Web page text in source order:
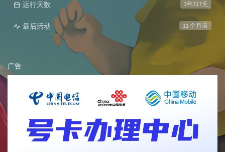
3年317天
运行天数
11 个月前
最后活动
广告